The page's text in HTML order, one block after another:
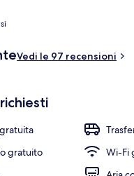
Vedi le 97 recensioni
gratuito
Wi-Fi